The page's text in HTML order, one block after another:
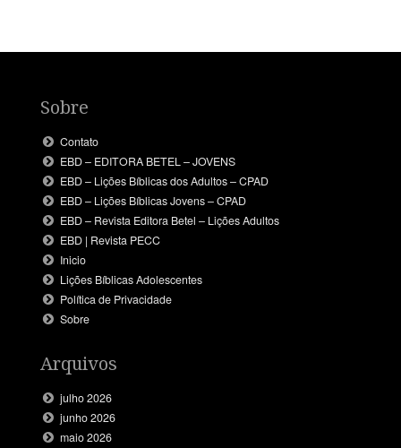
Sobre
Contato
EBD – EDITORA BETEL – JOVENS
EBD – Lições Bíblicas dos Adultos – CPAD
EBD – Lições Bíblicas Jovens – CPAD
EBD – Revista Editora Betel – Lições Adultos
EBD | Revista PECC
Inicio
Lições Bíblicas Adolescentes
Política de Privacidade
Sobre
Arquivos
julho 2026
junho 2026
maio 2026